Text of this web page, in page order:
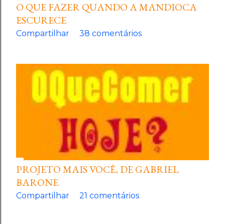
O QUE FAZER QUANDO A MANDIOCA
ESCURECE
Compartilhar 38 comentários
PROJETO MAIS VOCÊ, DE GABRIEL
BARONE
Compartilhar 21 comentários